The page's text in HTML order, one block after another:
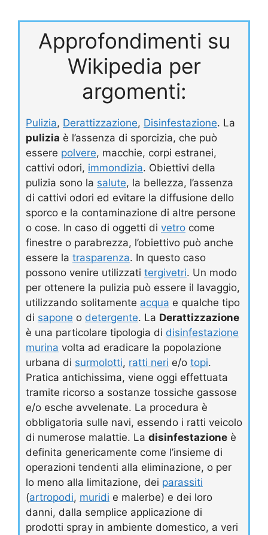
Approfondimenti su
Wikipedia per
argomenti:
Pulizia, Derattizzazione, Disinfestazione. La
pulizia è l’assenza di sporcizia, che può
essere polvere, macchie, corpi estranei,
cattivi odori, immondizia. Obiettivi della
pulizia sono la salute, la bellezza, l’assenza
di cattivi odori ed evitare la diffusione dello
sporco e la contaminazione di altre persone
o cose. In caso di oggetti di vetro come
finestre o parabrezza, l’obiettivo può anche
essere la trasparenza. In questo caso
possono venire utilizzati tergivetri. Un modo
per ottenere la pulizia può essere il lavaggio,
utilizzando solitamente acqua e qualche tipo
di sapone o detergente. La Derattizzazione
è una particolare tipologia di disinfestazione
murina volta ad eradicare la popolazione
urbana di surmolotti, ratti neri e/o topi.
Pratica antichissima, viene oggi effettuata
tramite ricorso a sostanze tossiche gassose
e/o esche avvelenate. La procedura è
obbligatoria sulle navi, essendo i ratti veicolo
di numerose malattie. La disinfestazione è
definita genericamente come l’insieme di
operazioni tendenti alla eliminazione, o per
lo meno alla limitazione, dei parassiti
(artropodi, muridi e malerbe) e dei loro
danni, dalla semplice applicazione di
prodotti spray in ambiente domestico, a veri